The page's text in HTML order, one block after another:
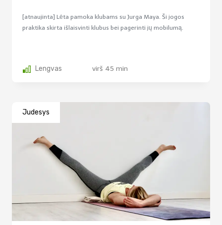
[atnaujinta] Lėta pamoka klubams su Jurga Maya. Ši jogos
praktika skirta išlaisvinti klubus bei pagerinti jų mobilumą.
Lengvas virš 45 min
Judesys